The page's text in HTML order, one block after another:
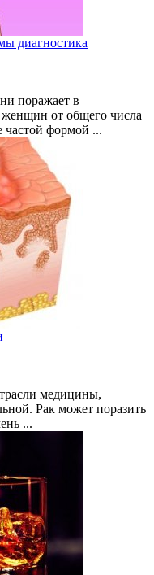
диагностика
поражает в
от общего числа
частой формой ...
медицины,
Рак может поразить
...